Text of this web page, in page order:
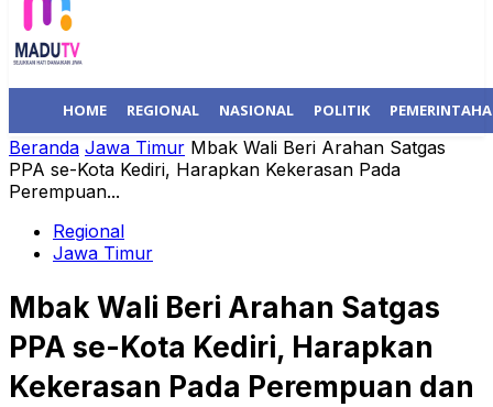
HOME REGIONAL NASIONAL POLITIK
Beranda Jawa Timur Mbak Wali Beri Arahan Satgas
PPA se-Kota Kediri, Harapkan Kekerasan Pada
Perempuan...
Regional
Jawa Timur
Mbak Wali Beri Arahan Satgas
PPA se-Kota Kediri, Harapkan
Kekerasan Pada Perempuan dan